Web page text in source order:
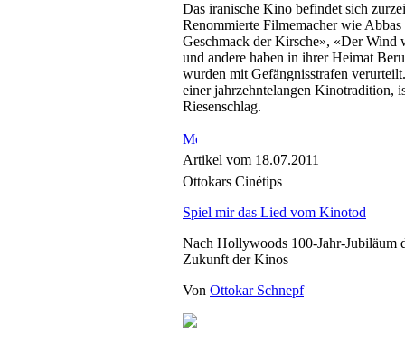
Das iranische Kino befindet sich
Renommierte Filmemacher wie
Geschmack der Kirsche», «Der Wind
und andere haben in ihrer Heimat
wurden mit Gefängnisstrafen
einer jahrzehntelangen Kinotradition,
Riesenschlag.
Artikel vom 18.07.2011
Ottokars Cinétips
Spiel mir das Lied vom Kinotod
Nach Hollywoods 100-Jahr-Jubiläum
Zukunft der Kinos
Von Ottokar Schnepf